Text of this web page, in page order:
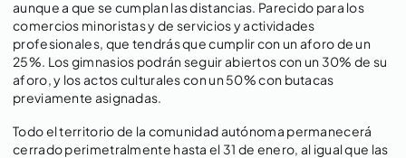
aunque a que se cumplan las distancias. Parecido para los
comercios minoristas y de servicios y actividades
profesionales, que tendrás que cumplir con un aforo de un
25%. Los gimnasios podrán seguir abiertos con un 30% de su
aforo, y los actos culturales con un 50% con butacas
previamente asignadas.
Todo el territorio de la comunidad autónoma permanecerá
cerrado perimetralmente hasta el 31 de enero, al igual que las